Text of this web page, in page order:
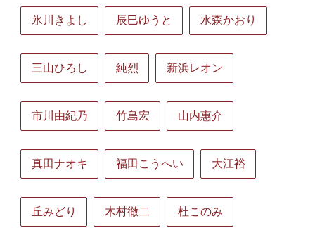
氷川きよし 辰巳ゆうと 水森かおり
三山ひろし 純烈 新浜レオン
市川由紀乃 竹島宏 山内惠介
真田ナオキ 福田こうへい 大江裕
丘みどり 木村徹二 杜このみ